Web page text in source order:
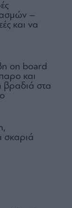
–
και να
on board
και
βραδιά στα
σκαριά